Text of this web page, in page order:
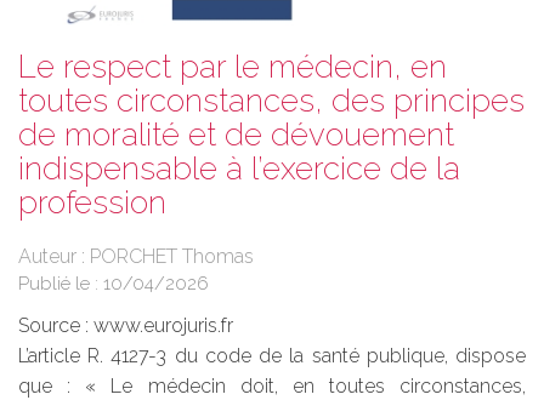
Le respect par le médecin, en
toutes circonstances, des principes
de moralité et de dévouement
indispensable à l’exercice de la
profession
Auteur : PORCHET Thomas
Publié le : 10/04/2026
Source : www.eurojuris.fr
L’article R. 4127-3 du code de la santé publique, dispose
que : « Le médecin doit, en toutes circonstances,